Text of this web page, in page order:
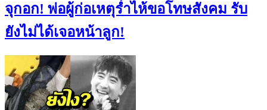
จุกอก! พ่อผู้ก่อเหตุร่ำไห้ขอโทษสังคม รับ
ยังไม่ได้เจอหน้าลูก!